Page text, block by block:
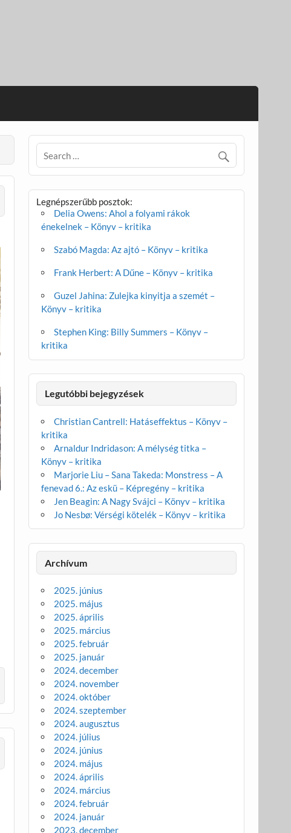
Legnépszerűbb posztok:
Delia Owens: Ahol a folyami rákok
énekelnek – Könyv – kritika
Szabó Magda: Az ajtó – Könyv – kritika
Frank Herbert: A Dűne – Könyv – kritika
Guzel Jahina: Zulejka kinyitja a szemét –
Könyv – kritika
Stephen King: Billy Summers – Könyv –
kritika
Legutóbbi bejegyzések
Christian Cantrell: Hatáseffektus – Könyv –
kritika
Arnaldur Indridason: A mélység titka –
Könyv – kritika
Marjorie Liu – Sana Takeda: Monstress – A
fenevad 6.: Az eskü – Képregény – kritika
Jen Beagin: A Nagy Svájci – Könyv – kritika
Jo Nesbø: Vérségi kötelék – Könyv – kritika
Archívum
2025. június
2025. május
2025. április
2025. március
2025. február
2025. január
2024. december
2024. november
2024. október
2024. szeptember
2024. augusztus
2024. július
2024. június
2024. május
2024. április
2024. március
2024. február
2024. január
2023. december